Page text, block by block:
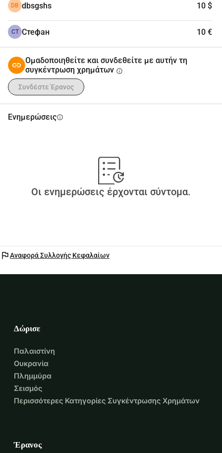
DB dbsgshs 10 $
СТ Стефан 10 €
Ομαδοποιηθείτε και συνδεθείτε με αυτήν τη
συγκέντρωση χρημάτων info
Συνδέστε Έρανος
Ενημερώσειςinfo
Οι ενημερώσεις έρχονται σύντομα.
flagΑναφορά Συλλογής Κεφαλαίων
Δώρισε
Παλαιστίνη
Ουκρανία
Πλημμύρα
Σεισμός
Περισσότερες Κατηγορίες Συγκέντρωσης Χρημάτων
Έρανος